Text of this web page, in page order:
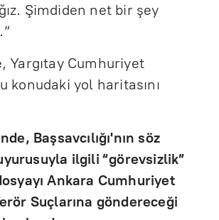
Şimdiden net bir şey
Yargıtay Cumhuriyet
konudaki yol haritasını
Başsavcılığı'nın söz
ilgili “görevsizlik”
Ankara Cumhuriyet
Suçlarına göndereceği